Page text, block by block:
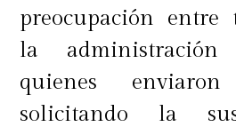
preocupación entre
la
quienes
solicitando la